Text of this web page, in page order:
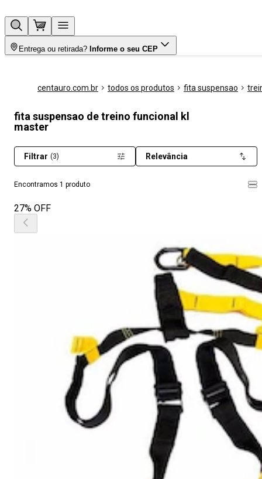
Entrega ou retirada? Informe o seu CEP
centauro.com.br todos os produtos fita suspensao
fita suspensao de treino funcional kl
master
Encontramos 1 produto
Filtrar (3) Relevância
27% OFF